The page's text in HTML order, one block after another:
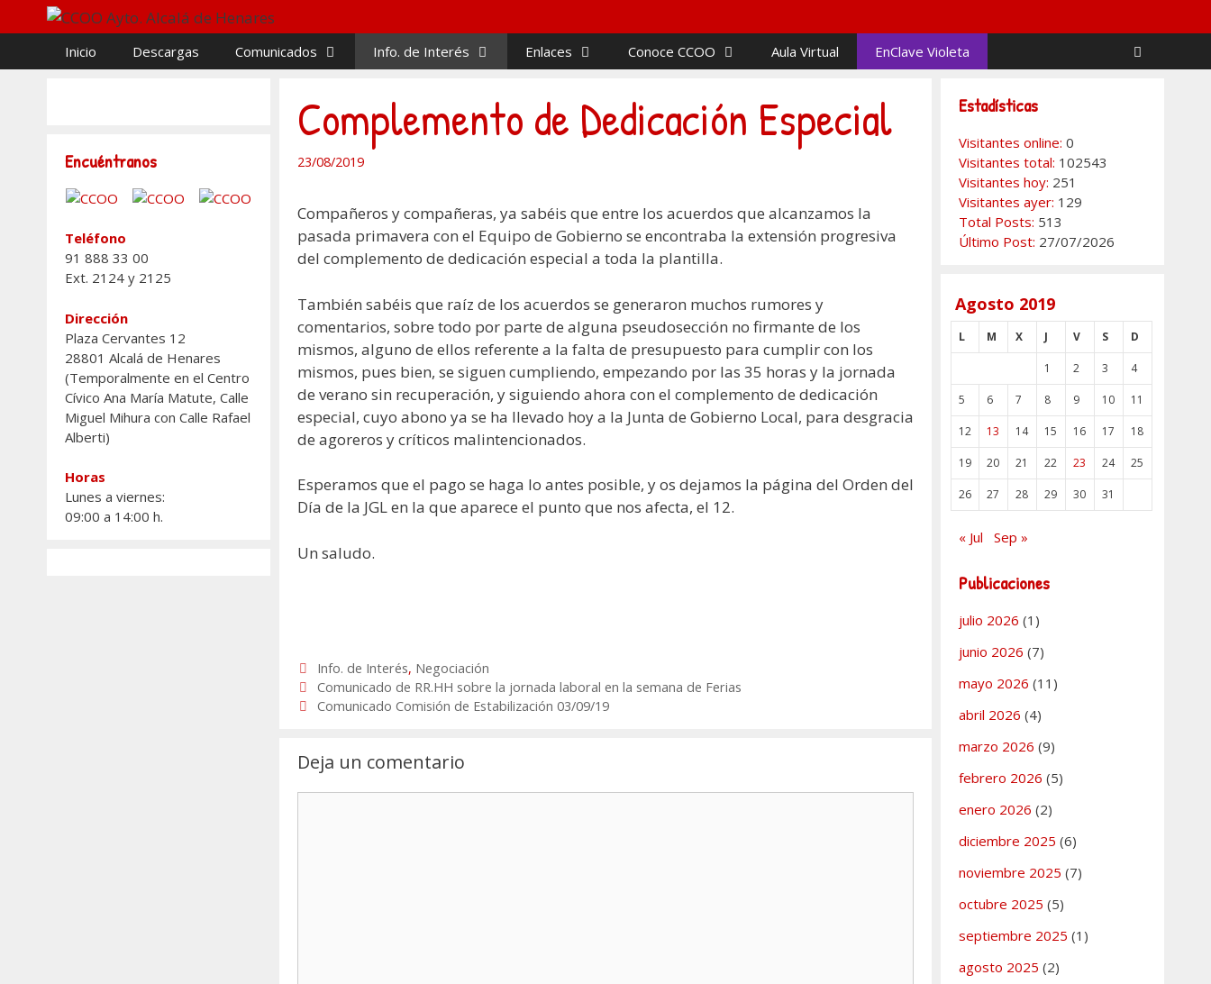
al
contenidoInicio Descargas Comunicados Info. de Interés Enlaces Conoce CCOO Aula Virtual EnClave Violeta
Complemento de Dedicación Especial
23/08/2019
Compañeros y compañeras, ya sabéis que entre los acuerdos que alcanzamos la
pasada primavera con el Equipo de Gobierno se encontraba la extensión progresiva
del complemento de dedicación especial a toda la plantilla.
También sabéis que raíz de los acuerdos se generaron muchos rumores y
comentarios, sobre todo por parte de alguna pseudosección no firmante de los
mismos, alguno de ellos referente a la falta de presupuesto para cumplir con los
mismos, pues bien, se siguen cumpliendo, empezando por las 35 horas y la jornada
de verano sin recuperación, y siguiendo ahora con el complemento de dedicación
especial, cuyo abono ya se ha llevado hoy a la Junta de Gobierno Local, para desgracia
de agoreros y críticos malintencionados.
Esperamos que el pago se haga lo antes posible, y os dejamos la página del Orden del
Día de la JGL en la que aparece el punto que nos afecta, el 12.
Un saludo.
Categorías
Info. de Interés, Negociación
Comunicado de RR.HH sobre la jornada laboral en la semana de Ferias
Comunicado Comisión de Estabilización 03/09/19
Deja un comentario
Encuéntranos
Teléfono
91 888 33 00
Ext. 2124 y 2125
Dirección
Plaza Cervantes 12
28801 Alcalá de Henares
(Temporalmente en el Centro
Cívico Ana María Matute, Calle
Miguel Mihura con Calle Rafael
Alberti)
Horas
Lunes a viernes:
09:00 a 14:00 h.
Estadísticas
Visitantes online: 0
Visitantes total: 102543
Visitantes hoy: 251
Visitantes ayer: 129
Total Posts: 513
Último Post: 27/07/2026
Agosto 2019
L M X J V S D
1 2 3 4
5 6 7 8 9 10 11
12 13 14 15 16 17 18
19 20 21 22 23 24 25
26 27 28 29 30 31
« Jul Sep »
Publicaciones
julio 2026 (1)
junio 2026 (7)
mayo 2026 (11)
abril 2026 (4)
marzo 2026 (9)
febrero 2026 (5)
enero 2026 (2)
diciembre 2025 (6)
noviembre 2025 (7)
octubre 2025 (5)
septiembre 2025 (1)
agosto 2025 (2)